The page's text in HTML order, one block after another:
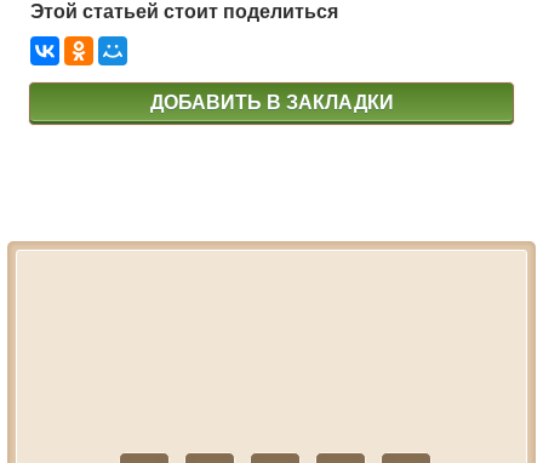
Этой статьей стоит поделиться
ДОБАВИТЬ В ЗАКЛАДКИ